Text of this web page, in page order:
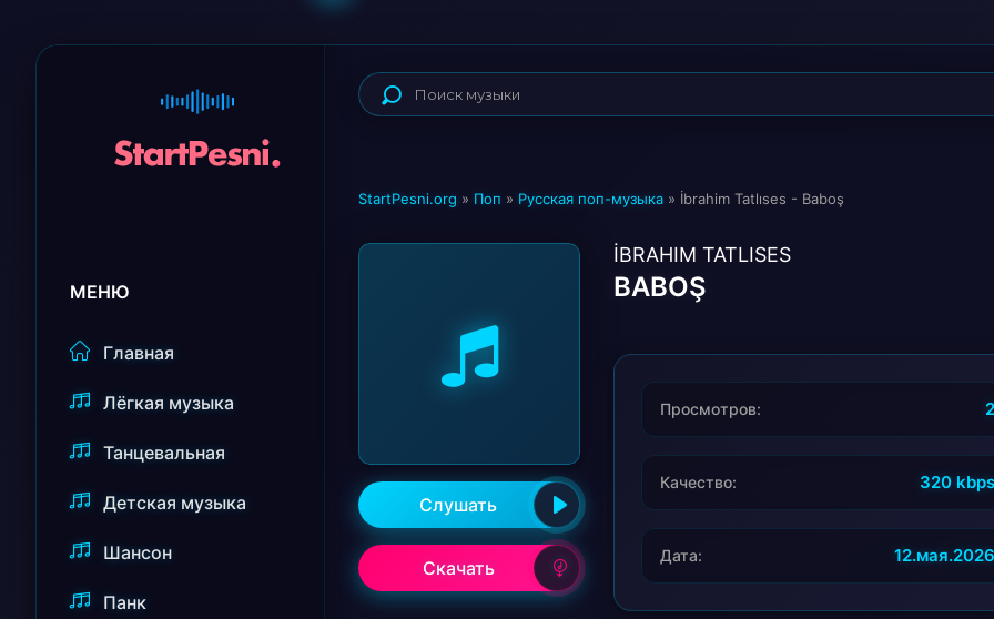
МЕНЮ
Главная
Лёгкая музыка
Танцевальная
Детская музыка
Шансон
Панк
StartPesni.org » Поп » Русская поп-музыка » İbrahim Tatlıses - Baboş
Слушать
Скачать
İBRAHIM TATLISES
BABOŞ
Просмотров: 2
Качество: 320 kbps
Дата: 12.мая.2026